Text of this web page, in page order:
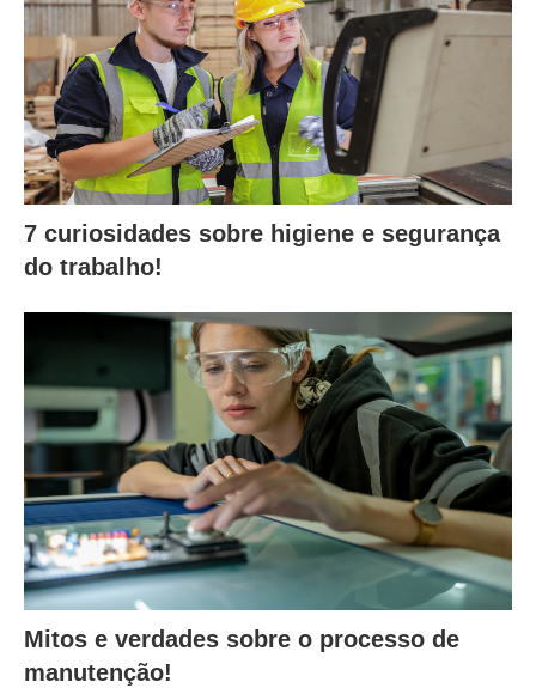
7 curiosidades sobre higiene e segurança
do trabalho!
Mitos e verdades sobre o processo de
manutenção!